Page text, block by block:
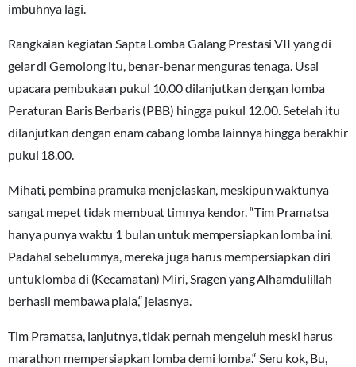
imbuhnya lagi.
Rangkaian kegiatan Sapta Lomba Galang Prestasi VII yang di
gelar di Gemolong itu, benar-benar menguras tenaga. Usai
upacara pembukaan pukul 10.00 dilanjutkan dengan lomba
Peraturan Baris Berbaris (PBB) hingga pukul 12.00. Setelah itu
dilanjutkan dengan enam cabang lomba lainnya hingga berakhir
pukul 18.00.
Mihati, pembina pramuka menjelaskan, meskipun waktunya
sangat mepet tidak membuat timnya kendor. “Tim Pramatsa
hanya punya waktu 1 bulan untuk mempersiapkan lomba ini.
Padahal sebelumnya, mereka juga harus mempersiapkan diri
untuk lomba di (Kecamatan) Miri, Sragen yang Alhamdulillah
berhasil membawa piala,“ jelasnya.
Tim Pramatsa, lanjutnya, tidak pernah mengeluh meski harus
marathon mempersiapkan lomba demi lomba.“ Seru kok, Bu,